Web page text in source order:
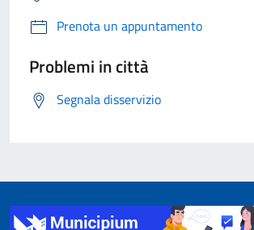
Prenota un appuntamento
Problemi in città
Segnala disservizio